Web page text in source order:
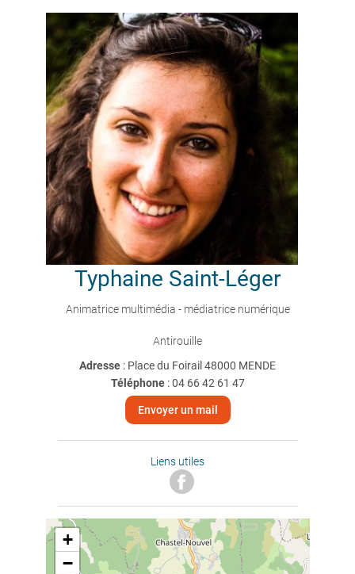
Typhaine Saint-Léger
Animatrice multimédia - médiatrice numérique
Antirouille
Adresse : Place du Foirail 48000 MENDE
Téléphone:04 66 42 61 47
Envoyer un mail
Liens utiles
+
−